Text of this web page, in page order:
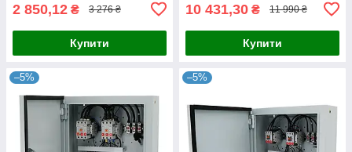
2 850,12 ₴ 3 276 ₴
Купити
10 431,30 ₴ 11 990 ₴
Купити
–5% –5%